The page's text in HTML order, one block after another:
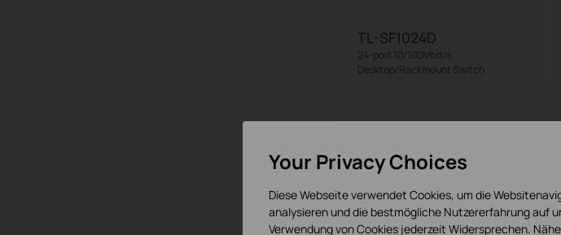
TL-SF1024D
24-port 10/100Mbit/s
Desktop/Rackmount Switch
TL-SG1016
Your Privacy Choices
Diese Webseite verwendet Cookies, um die
analysieren und die bestmögliche Nutzererfahrung auf
Verwendung von Cookies jederzeit Widersprechen.